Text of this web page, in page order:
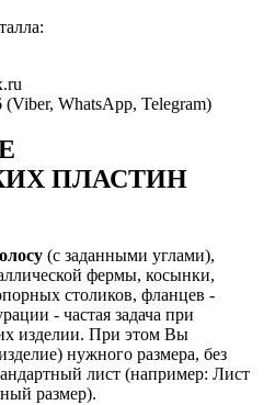
(Viber, WhatsApp, Telegram)
ПЛАСТИН
(с заданными углами),
фермы, косынки,
столиков, фланцев -
- частая задача при
изделии. При этом Вы
нужного размера, без
лист (например: Лист
размер).